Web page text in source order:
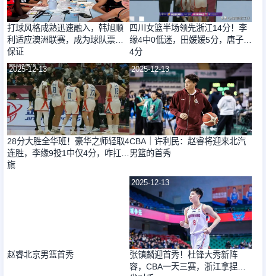
打球风格成熟迅速融入，韩旭顺
利适应澳洲联赛，成为球队票房
保证
四川女篮半场领先浙江14分！李
缘4中0低迷，田媛媛5分，唐子婷
4分
2025-12-13
28分大胜全华班！豪华之师轻取4
连胜，李缘9投1中仅4分，咋扛大
旗
2025-12-13
CBA｜许利民：赵睿将迎来北汽
男篮的首秀
赵睿北京男篮首秀
2025-12-13
张镇麟迎首秀！杜锋大秀新阵
容，CBA一天三赛，浙江拿捏同